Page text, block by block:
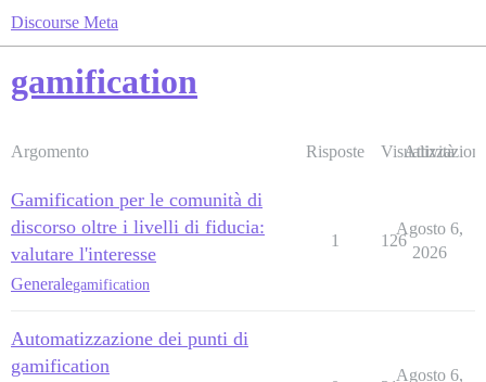
Discourse Meta
gamification
Argomento Risposte Visualizzazioni
Attività
Gamification per le comunità di
discorso oltre i livelli di fiducia:
valutare l'interesse
Generalegamification
1 126
Agosto 6,
2026
Automatizzazione dei punti di
gamification
Agosto 6,